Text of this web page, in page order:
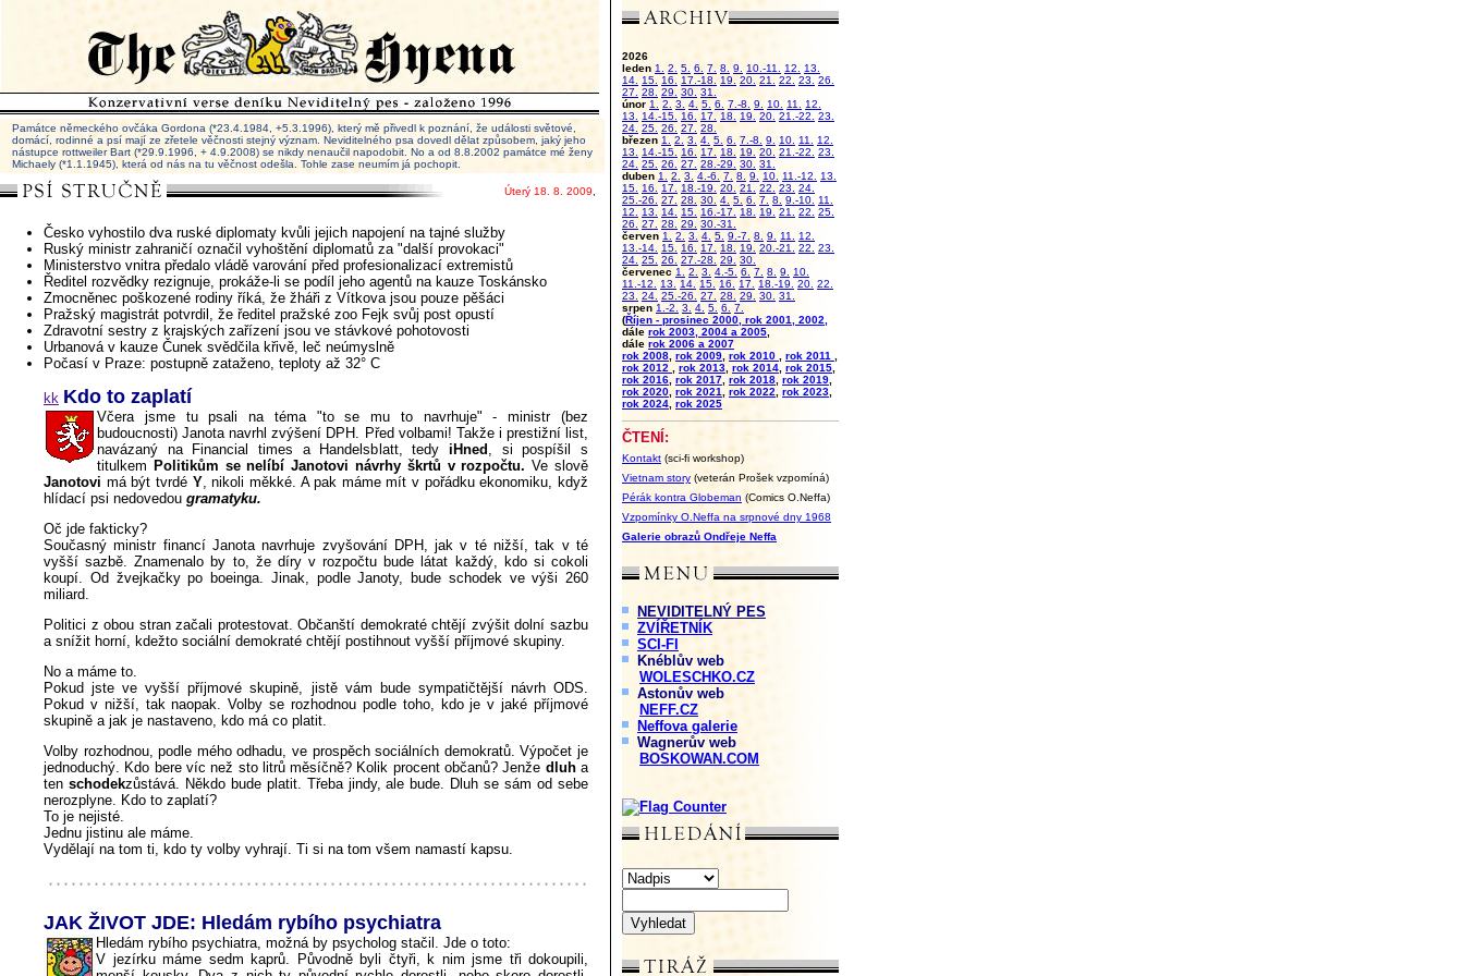
2026
leden 1. 2. 5. 6. 7. 8. 9. 10.-11. 12.
13.
14.
15. 16. 17.-18. 19. 20. 21. 22. 23.
26.
27.
28. 29. 30. 31.
únor 1. 2. 3. 4. 5. 6. 7.-8. 9. 10. 11.
12.
13.
14.-15. 16. 17. 18. 19. 20. 21.-22.
23.
24. 25. 26. 27.
28.
březen 1. 2. 3. 4. 5. 6. 7.-8. 9. 10. 11.
12.
13.
14.-15. 16. 17. 18. 19. 20. 21.-22.
23.
24. 25. 26. 27. 28.-29. 30. 31.
duben 1. 2. 3. 4.-6. 7. 8. 9. 10. 11.-12.
13.
15.
16. 17. 18.-19. 20. 21. 22. 23.
24.
25.-26.
27. 28. 30. 4. 5. 6. 7. 8. 9.-10.
11.
12.
13. 14. 15. 16.-17. 18. 19. 21. 22.
25.
26.
27. 28. 29.
30.-31.
červen 1. 2. 3. 4. 5. 9.-7. 8. 9. 11.
12.
13.-14.
15. 16. 17. 18. 19. 20.-21. 22.
23.
24. 25. 26. 27.-28. 29.
30.
červenec 1. 2. 3. 4.-5. 6. 7. 8. 9.
10.
11.-12.
13. 14. 15. 16. 17. 18.-19. 20. 22.
23.
24. 25.-26. 27. 28. 29. 30. 31.
srpen 1.-2. 3. 4. 5. 6. 7.
(Říjen - prosinec 2000, rok 2001, 2002,
dále rok 2003, 2004 a 2005
dále rok 2006 a 2007
rok 2008 rok 2009 rok 2010 rok 2011
rok 2012
rok 2013 rok 2014 rok 2015
rok 2016 rok 2017 rok 2018 rok 2019
rok 2020 rok 2021 rok 2022 rok 2023
rok 2024 rok 2025
ČTENÍ:
Kontakt (sci-fi workshop)
Vietnam story (veterán Prošek vzpomíná)
Pérák kontra Globeman (Comics O.Neffa)
Vzpomínky O.Neffa na srpnové dny 1968
Galerie obrazů Ondřeje Neffa
NEVIDITELNÝ PES
ZVÍŘETNÍK
SCI-FI
Knéblův web
WOLESCHKO.CZ
Astonův web
NEFF.CZ
Neffova galerie
Wagnerův web
BOSKOWAN.COM
Památce německého ovčáka Gordona (*23.4.1984, +5.3.1996), který mě přivedl k poznání, že události světové,
domácí, rodinné a psí mají ze zřetele věčnosti stejný význam. Neviditelného psa dovedl dělat způsobem, jaký jeho
nástupce rottweiler Bart (*29.9.1996, + 4.9.2008) se nikdy nenaučil napodobit. No a od 8.8.2002 památce mé ženy
Michaely (*1.1.1945), která od nás na tu věčnost odešla. Tohle zase neumím já pochopit.
Úterý 18. 8. 2009
Česko vyhostilo dva ruské diplomaty kvůli jejich napojení na tajné služby
Ruský ministr zahraničí označil vyhoštění diplomatů za "další provokaci"
Ministerstvo vnitra předalo vládě varování před profesionalizací extremistů
Ředitel rozvědky rezignuje, prokáže-li se podíl jeho agentů na kauze Toskánsko
Zmocněnec poškozené rodiny říká, že žháři z Vítkova jsou pouze pěšáci
Pražský magistrát potvrdil, že ředitel pražské zoo Fejk svůj post opustí
Zdravotní sestry z krajských zařízení jsou ve stávkové pohotovosti
Urbanová v kauze Čunek svědčila křivě, leč neúmyslně
Počasí v Praze: postupně zataženo, teploty až 32° C
kk Kdo to zaplatí
Včera jsme tu psali na téma "to se mu to navrhuje" - ministr (bez
budoucnosti) Janota navrhl zvýšení DPH. Před volbami! Takže i prestižní list,
navázaný na Financial times a Handelsblatt, tedy iHned , si pospíšil s
titulkem Politikům se nelíbí Janotovi návrhy škrtů v rozpočtu.Ve slově
Janotovi má být tvrdé Y, nikoli měkké. A pak máme mít v pořádku ekonomiku, když
hlídací psi nedovedou gramatyku.
Oč jde fakticky?
Současný ministr financí Janota navrhuje zvyšování DPH, jak v té nižší, tak v té
vyšší sazbě. Znamenalo by to, že díry v rozpočtu bude látat každý, kdo si cokoli
koupí. Od žvejkačky po boeinga. Jinak, podle Janoty, bude schodek ve výši 260
miliard.
Politici z obou stran začali protestovat. Občanští demokraté chtějí zvýšit dolní sazbu
a snížit horní, kdežto sociální demokraté chtějí postihnout vyšší příjmové skupiny.
No a máme to.
Pokud jste ve vyšší příjmové skupině, jistě vám bude sympatičtější návrh ODS.
Pokud v nižší, tak naopak. Volby se rozhodnou podle toho, kdo je v jaké příjmové
skupině a jak je nastaveno, kdo má co platit.
Volby rozhodnou, podle mého odhadu, ve prospěch sociálních demokratů. Výpočet je
jednoduchý. Kdo bere víc než sto litrů měsíčně? Kolik procent občanů? Jenže dluha
ten schodekzůstává. Někdo bude platit. Třeba jindy, ale bude. Dluh se sám od sebe
nerozplyne. Kdo to zaplatí?
To je nejisté.
Jednu jistinu ale máme.
Vydělají na tom ti, kdo ty volby vyhrají. Ti si na tom všem namastí kapsu.
JAK ŽIVOT JDE: Hledám rybího psychiatra
Hledám rybího psychiatra, možná by psycholog stačil. Jde o toto:
V jezírku máme sedm kaprů. Původně byli čtyři, k nim jsme tři dokoupili,